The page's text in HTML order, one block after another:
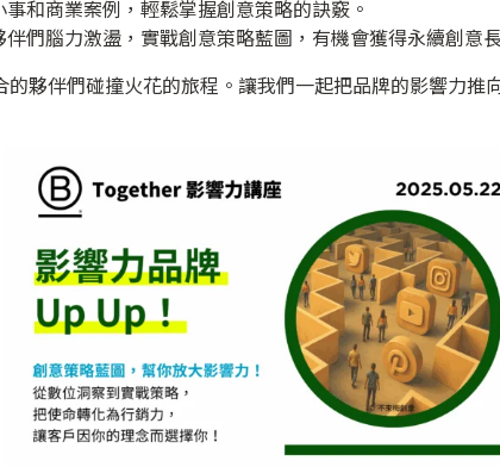
和商業案例，輕鬆掌握創意策略的訣竅。
們腦力激盪，實戰創意策略藍圖，有機會獲得永續創意
夥伴們碰撞火花的旅程。讓我們一起把品牌的影響力推